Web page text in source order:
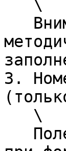
3.